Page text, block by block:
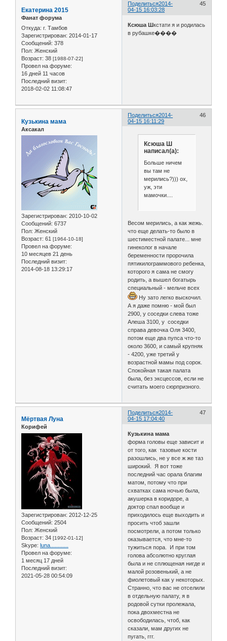
Поделиться 45
2014-
04-15 16:03:28
Екатерина 2015
Фанат форума
Откуда: г. Тамбов
Зарегистрирован: 2014-01-17
Сообщений: 378
Пол: Женский
Возраст: 38 [1988-07-22]
Провел на форуме:
16 дней 11 часов
Последний визит:
2018-02-02 11:08:47
Ксюша Шкстати я и родилась
в рубашке����
Поделиться 46
2014-
04-15 16:11:29
Кузькина мама
Аксакал
Зарегистрирован: 2010-10-02
Сообщений: 6737
Пол: Женский
Возраст: 61 [1964-10-18]
Провел на форуме:
10 месяцев 21 день
Последний визит:
2014-08-18 13:29:17
Ксюша Ш
написал(а):
Больше ничем
вы там не
мерились?))) ох,
уж, эти
мамочки....
Весом мерились, а как жежь.
что еще делать-то было в
шестиместной палате... мне
гинеколог в начале
беременности пророчила
пятикилограммового ребенка,
которого я сама не смогу
родить, а вышел богатырь
специальный - мельче всех
Ну зато легко выскочил.
А я даже помню - мой был
2900, у соседки слева тоже
Алеша 3100, у соседки
справа девочка Оля 3400,
потом еще два пупса что-то
около 3600, и самый крупняк
- 4200, уже третий у
возрастной мамы под сорок.
Спокойная такая палата
была, без эксцессов, если не
считать моего сюрпризного.
Поделиться 47
2014-
04-15 17:04:40
Мёртвая Луна
Корифей
Зарегистрирован: 2012-12-25
Сообщений: 2504
Пол: Женский
Возраст: 34 [1992-01-12]
Skype: luna............
Провел на форуме:
1 месяц 17 дней
Последний визит:
2021-05-28 00:54:09
Кузькина мама
форма головы еще зависит и
от того, как тазовые кости
разошлись, не у все ж же таз
широкий. Я вот тоже
последний час орала благим
матом, потому что при
схватках сама ночью была,
акушерка в коридоре, а
доктор спал вообще и
приходилось еще выходить и
просить чтоб зашли
посмотрели, а потом только
оказывается, что мне-то
тужиться пора. И при том
голова абсолютно круглая
была и не сплющеная нигде и
малой розовенький, а не
фиолетовый как у некоторых.
Странно, что вас не отселили
в отдельную палату, я в
родовой сутки пролежала,
пока двохместна не
освободилась, чтоб, как
сказали, мам других не
пугать, ггг.